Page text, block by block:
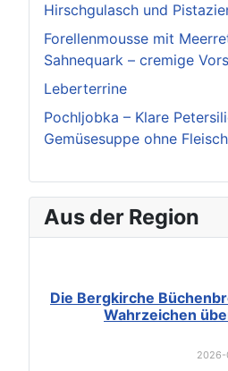
Hirschgulasch und
Forellenmousse mit
Sahnequark – cremige
Leberterrine
Pochljobka – Klare
Gemüsesuppe ohne Fleisch
Aus der Region
Die Bergkirche
Wahrzeichen
2026-